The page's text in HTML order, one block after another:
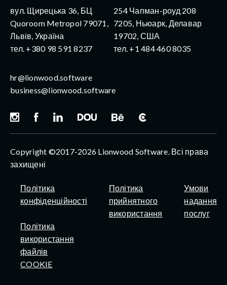
вул. Щирецька 36, БЦ
Quoroom Metropol 79071,
Львів, Україна
тел. +380 98 591 8237
254 Чапман-роуд 208
7205, Ньюарк, Делавар
19702, США
тел. +1 484 460 8035
hr@lionwood.software
business@lionwood.software
Copyright ©2017-2026 Lionwood Software. Всі права
захищені
Політика
конфіденційності
Політика
прийнятного
використання
Умови
надання
послуг
Політика
використання
файлів
COOKIE